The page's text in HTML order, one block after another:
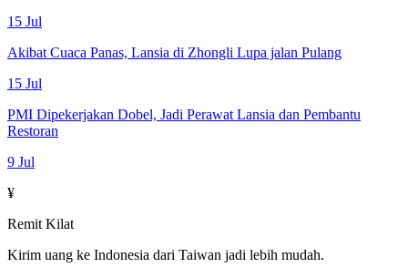
15 Jul
Akibat Cuaca Panas, Lansia di Zhongli Lupa jalan Pulang
15 Jul
PMI Dipekerjakan Dobel, Jadi Perawat Lansia dan Pembantu
Restoran
9 Jul
¥
Remit Kilat
Kirim uang ke Indonesia dari Taiwan jadi lebih mudah.